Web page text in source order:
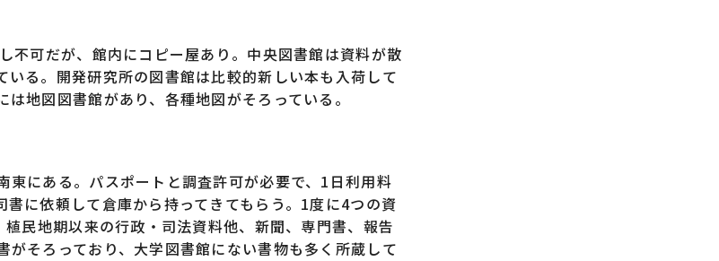
可だが、館内にコピー屋あり。中央図書館は資料が散
る。開発研究所の図書館は比較的新しい本も入荷して
地図図書館があり、各種地図がそろっている。
にある。パスポートと調査許可が必要で、1日利用料
に依頼して倉庫から持ってきてもらう。1度に4つの資
民地期以来の行政・司法資料他、新聞、専門書、報告
そろっており、大学図書館にない書物も多く所蔵して